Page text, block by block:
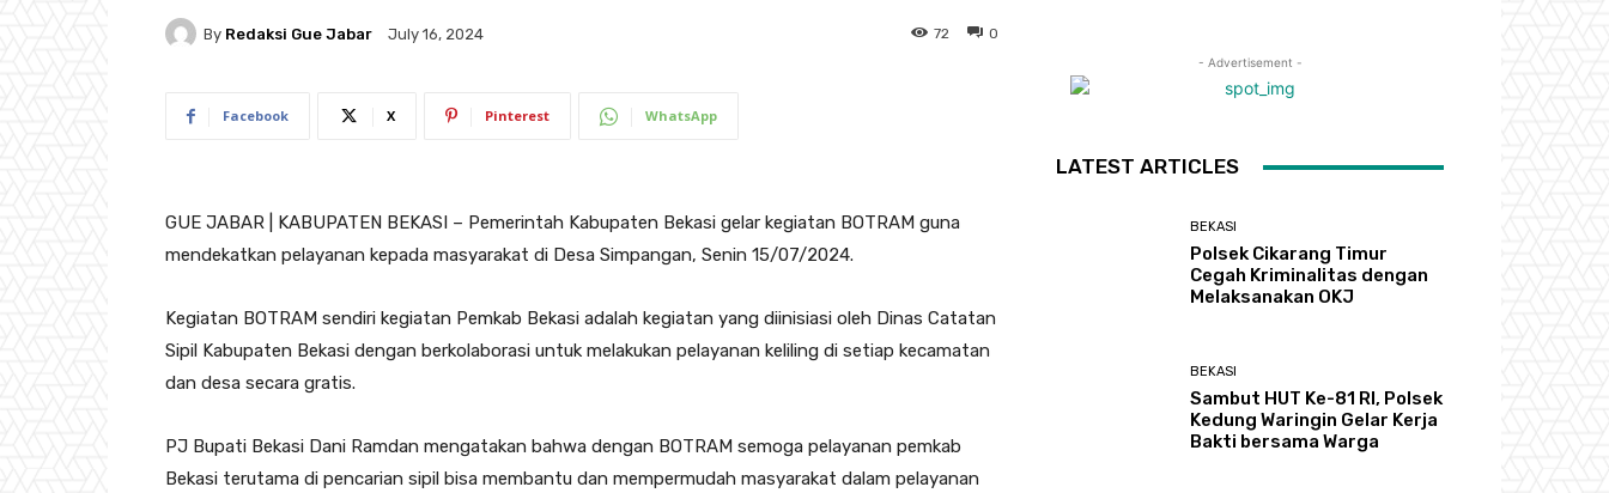
By Redaksi Gue Jabar July 16, 2024 0
72
Facebook X Pinterest WhatsApp
GUE JABAR | KABUPATEN BEKASI – Pemerintah Kabupaten Bekasi gelar kegiatan BOTRAM guna
mendekatkan pelayanan kepada masyarakat di Desa Simpangan, Senin 15/07/2024.
Kegiatan BOTRAM sendiri kegiatan Pemkab Bekasi adalah kegiatan yang diinisiasi oleh Dinas Catatan
Sipil Kabupaten Bekasi dengan berkolaborasi untuk melakukan pelayanan keliling di setiap kecamatan
dan desa secara gratis.
PJ Bupati Bekasi Dani Ramdan mengatakan bahwa dengan BOTRAM semoga pelayanan pemkab
Bekasi terutama di pencarian sipil bisa membantu dan mempermudah masyarakat dalam pelayanan
- Advertisement -
LATEST ARTICLES
BEKASI
Polsek Cikarang Timur
Cegah Kriminalitas dengan
Melaksanakan OKJ
BEKASI
Sambut HUT Ke-81 RI, Polsek
Kedung Waringin Gelar Kerja
Bakti bersama Warga